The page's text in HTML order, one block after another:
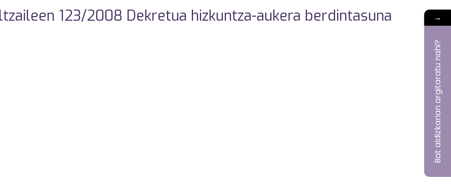
123/2008 Dekretua hizkuntza-aukera berdintasuna
→
Bat aldizkarian argitaratu nahi?